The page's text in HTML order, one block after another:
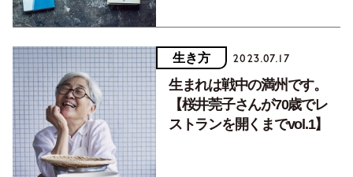
生き方 2023.07.17
生まれは戦中の満州です。
【桜井莞子さんが70歳でレ
ストランを開くまでvol.1】